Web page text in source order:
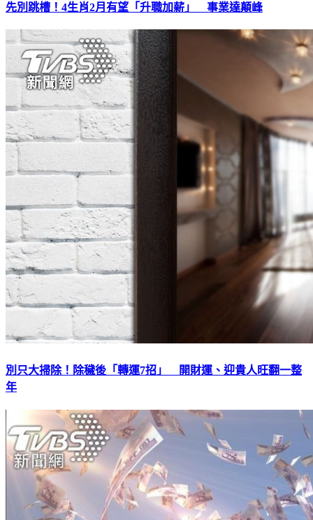
先別跳槽！4生肖2月有望「升職加薪」 事業達顛峰
別只大掃除！除穢後「轉運7招」 開財運、迎貴人旺翻一整
年